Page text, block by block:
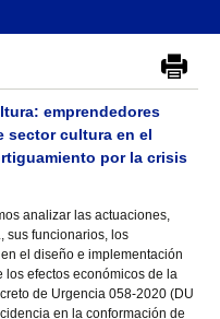
emprendedores
sector cultura en el
por la crisis
analizar las actuaciones,
sus funcionarios, los
el diseño e implementación
los efectos económicos de la
de Urgencia 058-2020 (DU
en la conformación de